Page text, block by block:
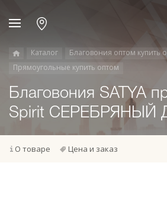
Каталог
Благовония оптом купить
Прямоугольные купить оптом
Благовония SATYA
Spirit СЕРЕБРЯНЫЙ
О товаре Цена и заказ